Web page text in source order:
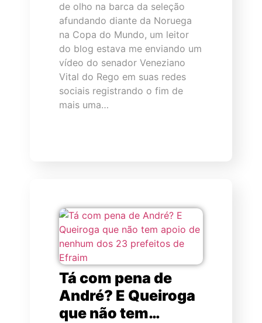
de olho na barca da seleção
afundando diante da Noruega
na Copa do Mundo, um leitor
do blog estava me enviando um
vídeo do senador Veneziano
Vital do Rego em suas redes
sociais registrando o fim de
mais uma…
Tá com pena de
André? E Queiroga
que não tem…